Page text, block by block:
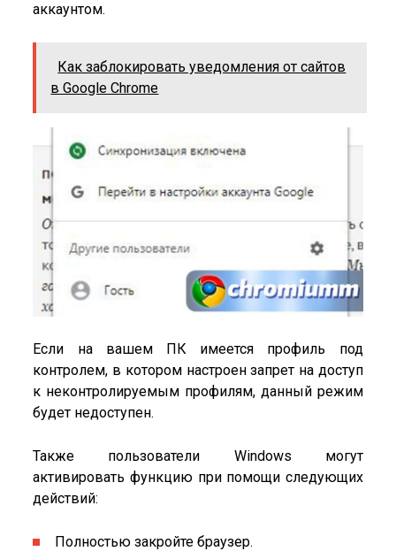
аккаунтом.
Как заблокировать уведомления от сайтов
в Google Chrome
Если на вашем ПК имеется профиль под
контролем, в котором настроен запрет на доступ
к неконтролируемым профилям, данный режим
будет недоступен.
Также пользователи Windows могут
активировать функцию при помощи следующих
действий:
Полностью закройте браузер.